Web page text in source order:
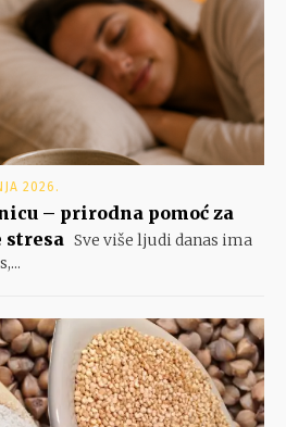
2026.
– prirodna pomoć za
Sve više ljudi danas ima